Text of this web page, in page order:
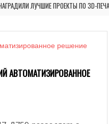
ЛУЧШИЕ ПРОЕКТЫ ПО 3D-ПЕЧАТИ В
АВТОМАТИЗИРОВАННОЕ